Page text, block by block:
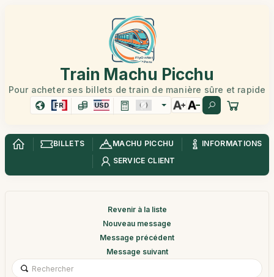
Train Machu Picchu
Pour acheter ses billets de train de manière sûre et rapide
FR USD
BILLETS MACHU PICCHU
INFORMATIONS
SERVICE CLIENT
Revenir à la liste
Nouveau message
Message précédent
Message suivant